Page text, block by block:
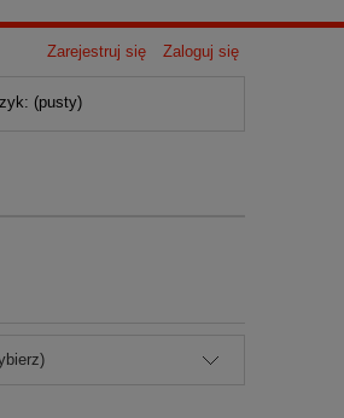
Zarejestruj się Zaloguj się
(pusty)